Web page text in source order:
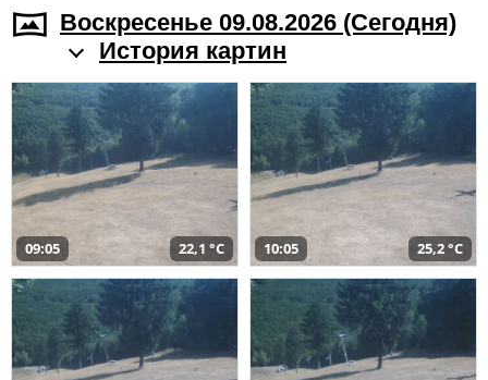
Воскресенье 09.08.2026 (Cегодня)
История картин
09:05 22,1 °C 10:05 25,2 °C